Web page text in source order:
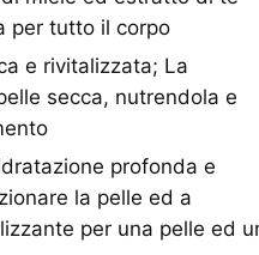
per tutto il corpo
e rivitalizzata; La
secca, nutrendola e
profonda e
la pelle ed a
per una pelle ed